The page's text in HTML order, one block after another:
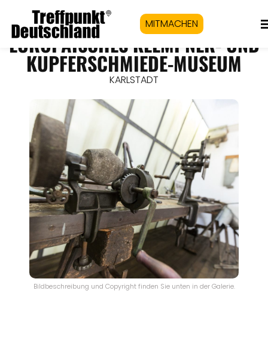
MITMACHEN
EUROPÄISCHES KLEMPNER- UND
KUPFERSCHMIEDE-MUSEUM
KARLSTADT
Bildbeschreibung und Copyright finden Sie unten in der Galerie.